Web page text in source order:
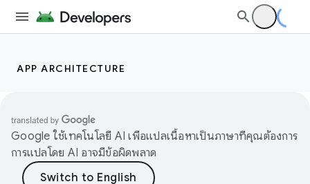
APP ARCHITECTURE
Google ใช้เทคโนโลยี AI เพื่อแปลเนื้อหาเป็นภาษาที่คุณต้องการ
การแปลโดย AI อาจมีข้อผิดพลาด